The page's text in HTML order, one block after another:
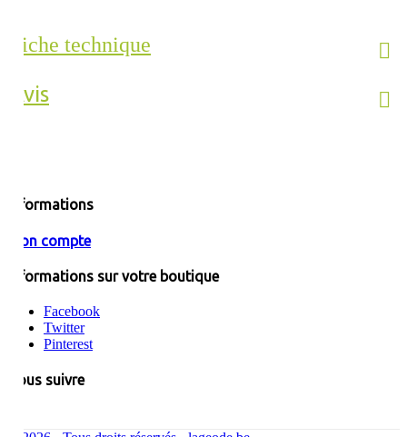
Fiche technique
Avis
Informations
Mon compte
Informations sur votre boutique
Facebook
Twitter
Pinterest
Nous suivre